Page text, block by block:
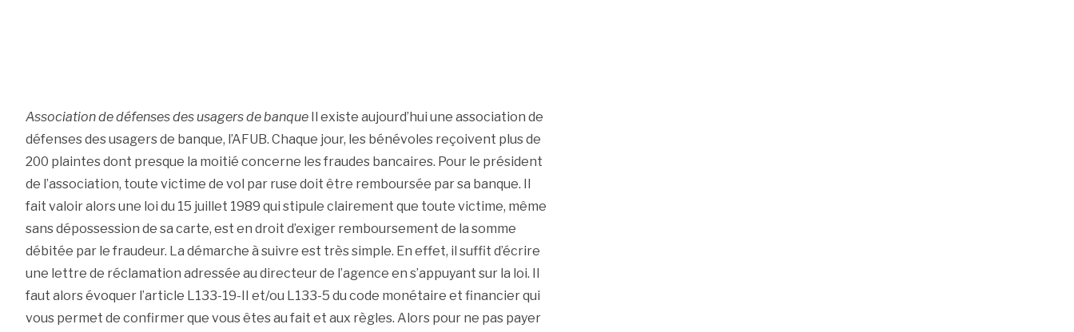
Association de défenses des usagers de banqueIl existe aujourd’hui une association de
défenses des usagers de banque, l’AFUB. Chaque jour, les bénévoles reçoivent plus de
200 plaintes dont presque la moitié concerne les fraudes bancaires. Pour le président
de l’association, toute victime de vol par ruse doit être remboursée par sa banque. Il
fait valoir alors une loi du 15 juillet 1989 qui stipule clairement que toute victime, même
sans dépossession de sa carte, est en droit d’exiger remboursement de la somme
débitée par le fraudeur. La démarche à suivre est très simple. En effet, il suffit d’écrire
une lettre de réclamation adressée au directeur de l’agence en s’appuyant sur la loi. Il
faut alors évoquer l’article L133-19-II et/ou L133-5 du code monétaire et financier qui
vous permet de confirmer que vous êtes au fait et aux règles. Alors pour ne pas payer